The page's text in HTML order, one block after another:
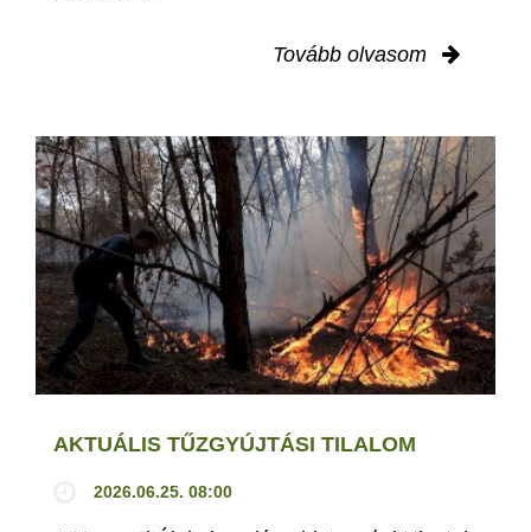
Tovább olvasom
AKTUÁLIS TŰZGYÚJTÁSI TILALOM
2026.06.25. 08:00